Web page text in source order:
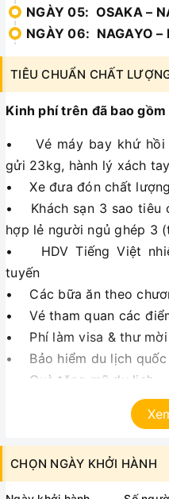
NGÀY 05: OSAKA –
NGÀY 06: NAGAYO –
TIÊU CHUẨN CHẤT
Kinh phí trên đã bao
• Vé máy bay khứ hồi
gửi 23kg, hành lý xách
• Xe đưa đón chất
• Khách sạn 3 sao tiêu
hợp lẻ người ngủ ghép 3
• HDV Tiếng Việt
tuyến
• Các bữa ăn theo
• Vé tham quan các
• Phí làm visa & thư mời
• Bảo hiểm du lịch
• Quà tặng mũ du lịch
❖ Tip cho hướng dẫn
lệ quốc tế): 42USD/khách/
❖ Chi phí cá nhân, đồ
CHỌN NGÀY KHỞI HÀNH